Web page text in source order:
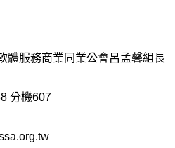
體服務商業同業公會呂孟馨組長
分機607